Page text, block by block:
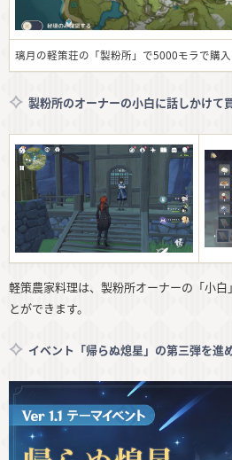
璃月の軽策荘の「製粉所」で5000モラで購入
製粉所のオーナーの小白に話しかけて
軽策農家料理は、製粉所オーナーの「小
とができます。
イベント「帰らぬ熄星」の第三弾を進